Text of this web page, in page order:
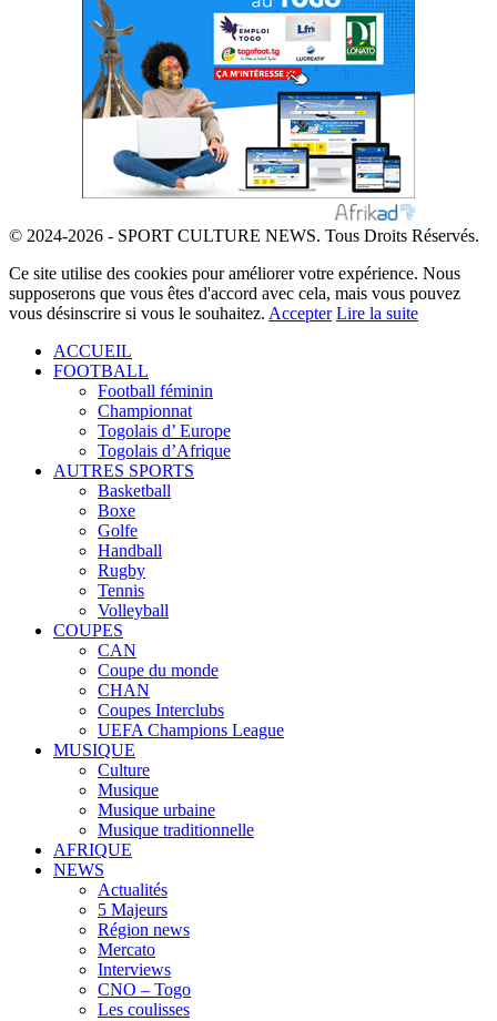
© 2024-2026 - SPORT CULTURE NEWS. Tous Droits Réservés.
Ce site utilise des cookies pour améliorer votre expérience. Nous
supposerons que vous êtes d'accord avec cela, mais vous pouvez
vous désinscrire si vous le souhaitez. Accepter Lire la suite
ACCUEIL
FOOTBALL
Football féminin
Championnat
Togolais d’ Europe
Togolais d’Afrique
AUTRES SPORTS
Basketball
Boxe
Golfe
Handball
Rugby
Tennis
Volleyball
COUPES
CAN
Coupe du monde
CHAN
Coupes Interclubs
UEFA Champions League
MUSIQUE
Culture
Musique
Musique urbaine
Musique traditionnelle
AFRIQUE
NEWS
Actualités
5 Majeurs
Région news
Mercato
Interviews
CNO – Togo
Les coulisses